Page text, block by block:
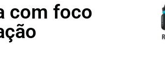
com foco